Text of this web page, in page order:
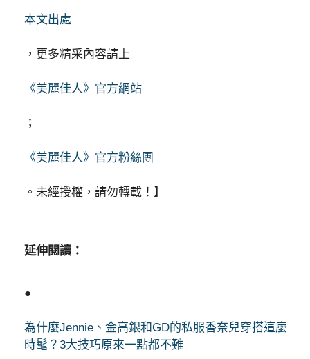
本文出處
，更多精采內容請上
《美麗佳人》官方網站
；
《美麗佳人》官方粉絲團
。未經授權，請勿轉載！】
延伸閱讀：
●
為什麼Jennie、金高銀和GD的私服香奈兒穿搭這麼
時髦？3大技巧原來一點都不難